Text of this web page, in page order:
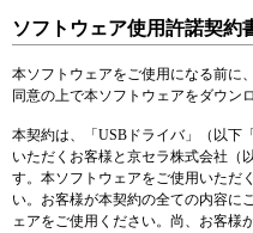
ソフトウェア使用許諾契約
本ソフトウェアをご使用になる前に
同意の上で本ソフトウェアをダウン
本契約は、「USBドライバ」（以下
いただくお客様と京セラ株式会社（
す。本ソフトウェアをご使用いただ
い。お客様が本契約の全ての内容に
ェアをご使用ください。尚、お客様